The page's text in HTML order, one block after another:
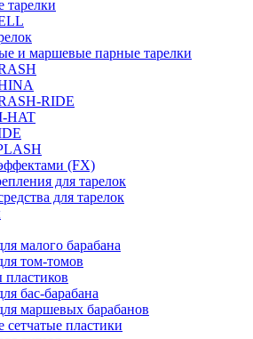
тарелки
и маршевые парные тарелки
RIDE
HAT
(FX)
для тарелок
для тарелок
малого барабана
том-томов
бас-барабана
маршевых барабанов
пластики